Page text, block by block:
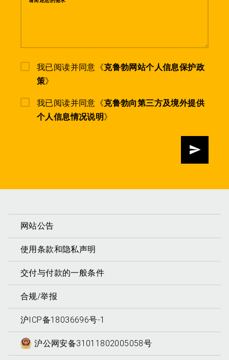
我已阅读并同意《克鲁勃网站个人信息保护政
策》
我已阅读并同意《克鲁勃向第三方及境外提供
个人信息情况说明》
发送
网站公告
使用条款和隐私声明
交付与付款的一般条件
合规/举报
沪ICP备18036696号-1
沪公网安备31011802005058号